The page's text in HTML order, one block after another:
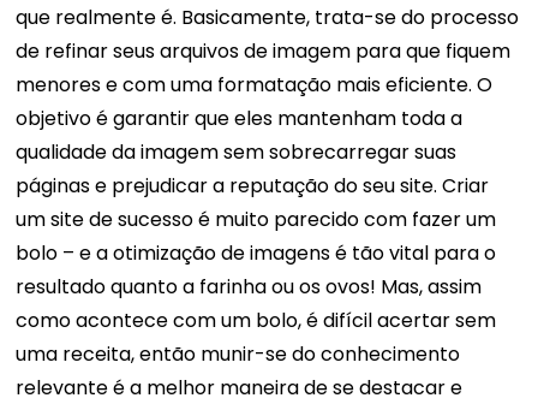
que realmente é. Basicamente, trata-se do processo
de refinar seus arquivos de imagem para que fiquem
menores e com uma formatação mais eficiente. O
objetivo é garantir que eles mantenham toda a
qualidade da imagem sem sobrecarregar suas
páginas e prejudicar a reputação do seu site. Criar
um site de sucesso é muito parecido com fazer um
bolo – e a otimização de imagens é tão vital para o
resultado quanto a farinha ou os ovos! Mas, assim
como acontece com um bolo, é difícil acertar sem
uma receita, então munir-se do conhecimento
relevante é a melhor maneira de se destacar e